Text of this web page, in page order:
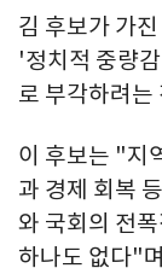
김 후보가 가
'정치적 중량
로 부각하려는
이 후보는 "지
과 경제 회복
와 국회의 전
하나도 없다"